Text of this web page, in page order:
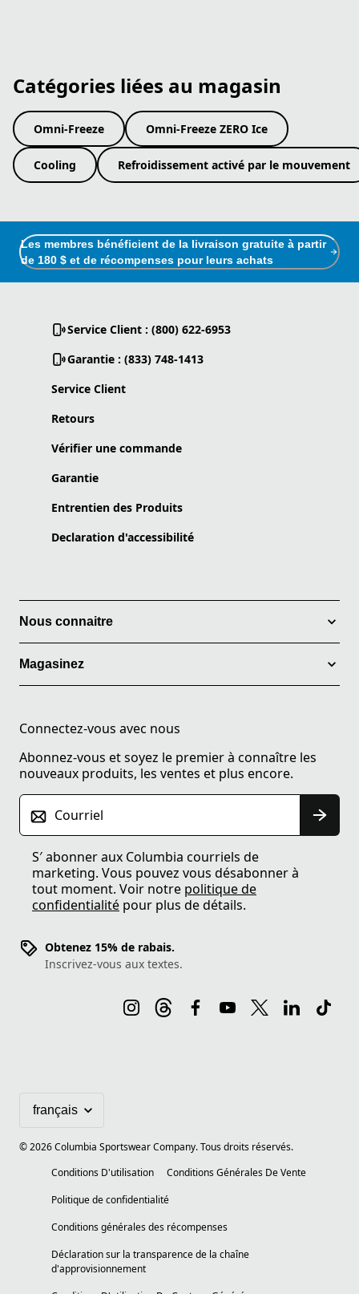
Catégories liées au magasin
Omni-Freeze Omni-Freeze ZERO Ice
Cooling Refroidissement activé par le mouvement
Les membres bénéficient de la livraison gratuite à partir
de 180 $ et de récompenses pour leurs achats
Service Client : (800) 622-6953
Garantie : (833) 748-1413
Service Client
Retours
Vérifier une commande
Garantie
Entrentien des Produits
Declaration d'accessibilité
Nous connaitre
Magasinez
Connectez-vous avec nous
Abonnez-vous et soyez le premier à connaître les
nouveaux produits, les ventes et plus encore.
Courriel
S′ abonner aux Columbia courriels de
marketing. Vous pouvez vous désabonner à
tout moment. Voir notre politique de
confidentialité pour plus de détails.
Obtenez 15% de rabais.
Inscrivez-vous aux textes.
©2026Columbia Sportswear Company. Tous droits réservés.
Conditions D'utilisation
Conditions Générales De Vente
Politique de confidentialité
Conditions générales des récompenses
Déclaration sur la transparence de la chaîne
d'approvisionnement